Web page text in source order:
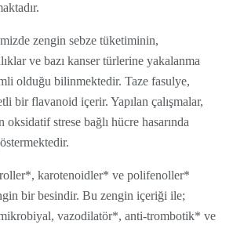
zengin sebze tüketiminin,
ve bazı kanser türlerine yakalanma
olduğu bilinmektedir. Taze fasulye,
bir flavanoid içerir. Yapılan çalışmalar,
oksidatif strese bağlı hücre hasarında
karotenoidler* ve polifenoller*
bir besindir. Bu zengin içeriği ile;
vazodilatör*, anti-trombotik* ve